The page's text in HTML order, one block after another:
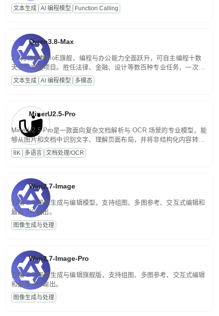
高并发、轻量化任务，适合日常对话、内容创作、基础 RAG、批量
文案处理等普惠刚需场景。
文本生成 AI 编程模型 Function Calling
Qwen3.8-Max
2.4万亿参数MoE旗舰，编程与办公能力全面跃升，可自主编程十数
天交付完整项目。胜任法律、金融、设计等数百种专业任务，一次对
话端到端交付生产级成果。原生视觉理解贯穿规划、执行与验证全流
程，支持超长文档与长视频的深度语义解析。长程任务中自主规划与
文本生成 AI 编程模型 多模态
MinerU2.5-Pro
MinerU2.5-Pro是一款面向复杂文档解析与 OCR 场景的专业模型，能
够从图片和文档中识别文字、理解页面布局，并将非结构化内容转换
为便于存储、检索和二次处理的结构化结果。
8K 多语言 文档处理/OCR
Wan2.7-Image
万相 2.7 图像生成与编辑模型，支持组图、多图参考、交互式编辑和
最高 2K 输出。
图像生成与处理
Wan2.7-Image-Pro
万相 2.7 图像生成与编辑旗舰版，支持组图、多图参考、交互式编辑
和最高 4K 输出。
图像生成与处理